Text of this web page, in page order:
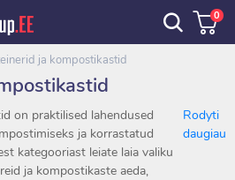
0
ja kompostikastid
on praktilised lahendused
ja korrastatud
kategooriast leiate laia valiku
ja kompostikaste aeda,
Rodyti
daugiau